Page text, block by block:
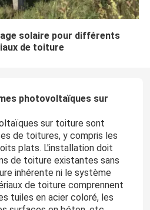
solaire pour différents
de toiture
photovoltaïques sur
sur toiture sont
de toitures, y compris les
plats. L'installation doit
de toiture existantes sans
inhérente ni le système
de toiture comprennent
tuiles en acier coloré, les